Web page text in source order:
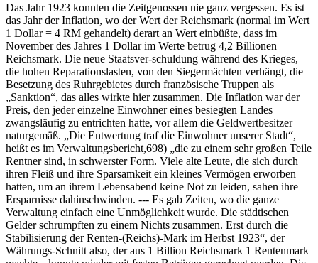
Das Jahr 1923 konnten die Zeitgenossen nie ganz vergessen. Es ist
das Jahr der Inflation, wo der Wert der Reichsmark (normal im Wert
1 Dollar = 4 RM gehandelt) derart an Wert einbüßte, dass im
November des Jahres 1 Dollar im Werte betrug 4,2 Billionen
Reichsmark. Die neue Staatsver-schuldung während des Krieges,
die hohen Reparationslasten, von den Siegermächten verhängt, die
Besetzung des Ruhrgebietes durch französische Truppen als
„Sanktion“, das alles wirkte hier zusammen. Die Inflation war der
Preis, den jeder einzelne Einwohner eines besiegten Landes
zwangsläufig zu entrichten hatte, vor allem die Geldwertbesitzer
naturgemäß. „Die Entwertung traf die Einwohner unserer Stadt“,
heißt es im Verwaltungsbericht,698) „die zu einem sehr großen Teile
Rentner sind, in schwerster Form. Viele alte Leute, die sich durch
ihren Fleiß und ihre Sparsamkeit ein kleines Vermögen erworben
hatten, um an ihrem Lebensabend keine Not zu leiden, sahen ihre
Ersparnisse dahinschwinden. --- Es gab Zeiten, wo die ganze
Verwaltung einfach eine Unmöglichkeit wurde. Die städtischen
Gelder schrumpften zu einem Nichts zusammen. Erst durch die
Stabilisierung der Renten-(Reichs)-Mark im Herbst 1923“, der
Währungs-Schnitt also, der aus 1 Billion Reichsmark 1 Rentenmark